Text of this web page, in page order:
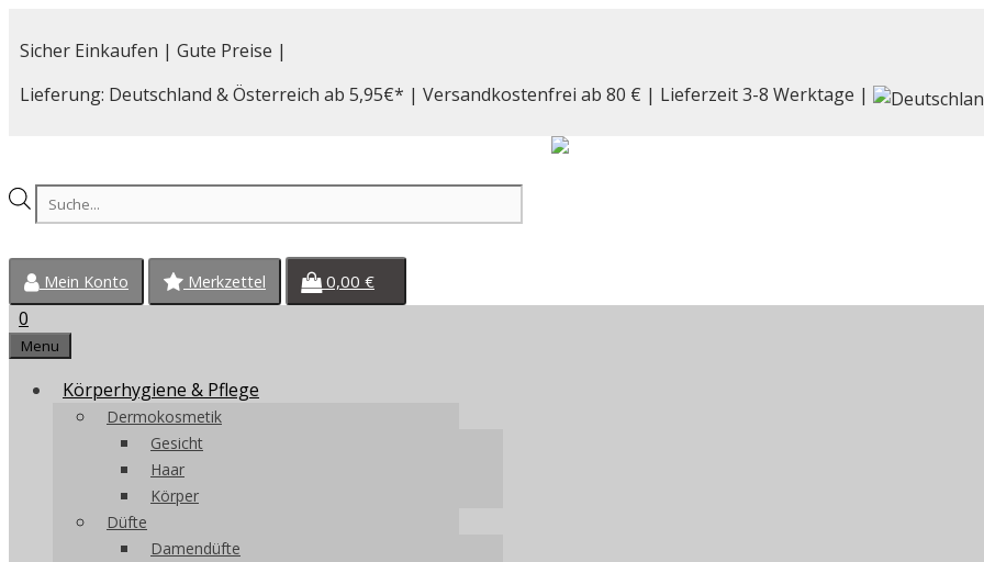
Inhalt
Sicher Einkaufen | Gute Preise |
Lieferung: Deutschland & Österreich ab 5,95€* | Versandkostenfrei ab 80 € | Lieferzeit 3-8 Werktage |
Products
search
Mein Konto Merkzettel 0,00 €
0
Menu
Körperhygiene & Pflege
Dermokosmetik
Gesicht
Haar
Körper
Düfte
Damendüfte